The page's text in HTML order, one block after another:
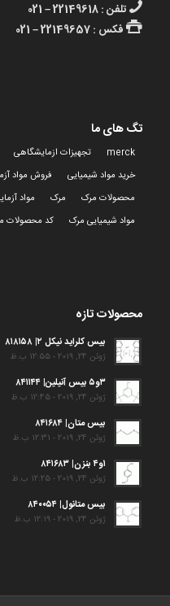
تلفن : 22149618 – 021
فکس : 22149657 – 021
تگ های ما
merck تجهیزات ازمایشگاهی
خرید مواد شیمیایی
فروش مواد
محصولات مرک
مرک مواد
مواد شیمیایی مرک
کد محصولات
محصولات تازه
بیس کلراید نیکل ۲| ۸۱۸۱۵۸
ژوئن 24, 2019 - 12:55 ب.ظ
۳و۵ بیس آنیلین| ۸۴۱۱۴۴
ژوئن 24, 2019 - 12:45 ب.ظ
بیس متان| ۸۴۱۶۸۴
ژوئن 24, 2019 - 12:31 ب.ظ
۱و۴ بنزن| ۸۴۱۶۸۳
ژوئن 24, 2019 - 12:25 ب.ظ
بیس متانول| ۸۴۰۰۵۴
ژوئن 24, 2019 - 12:19 ب.ظ